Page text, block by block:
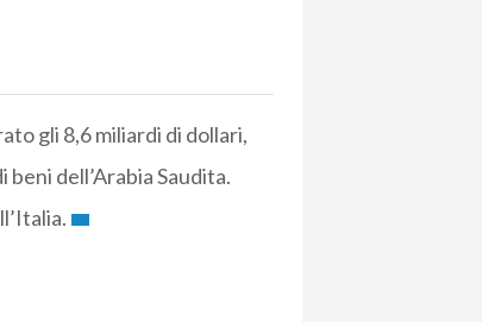
gli 8,6 miliardi di dollari,
dell’Arabia Saudita.